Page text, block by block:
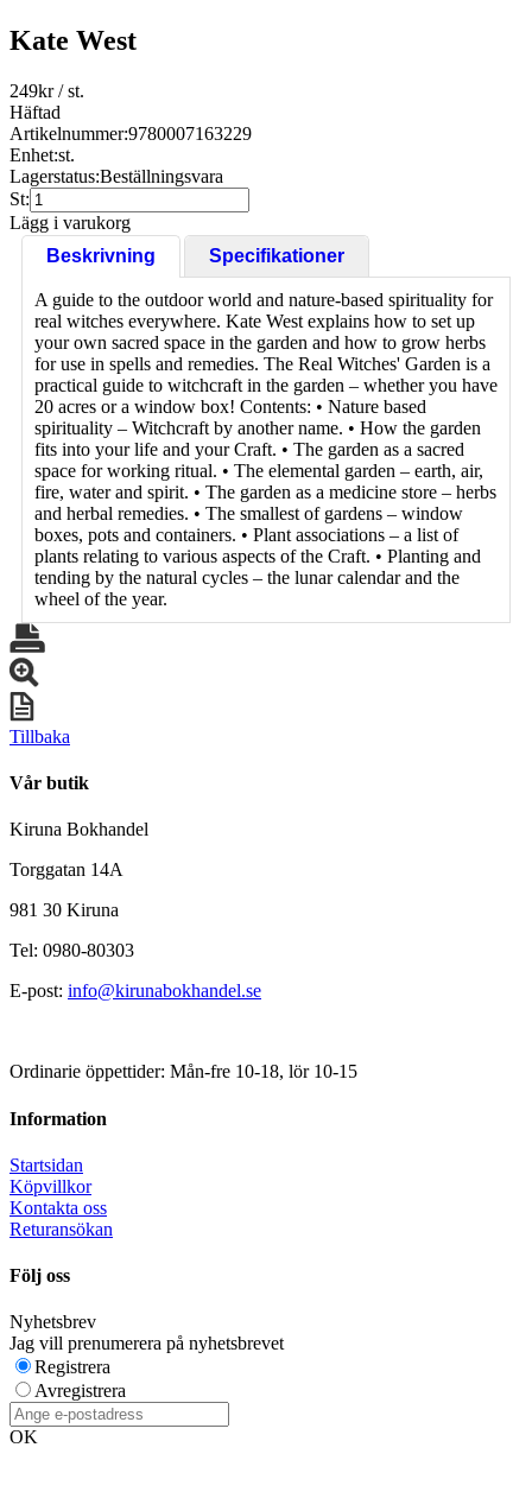
Kate West
249kr/ st.
Häftad
Artikelnummer:9780007163229
Enhet:st.
Lagerstatus:Beställningsvara
St:
Lägg i varukorg
Beskrivning
Specifikationer
A guide to the outdoor world and nature-based spirituality for
real witches everywhere. Kate West explains how to set up
your own sacred space in the garden and how to grow herbs
for use in spells and remedies. The Real Witches' Garden is a
practical guide to witchcraft in the garden – whether you have
20 acres or a window box! Contents: • Nature based
spirituality – Witchcraft by another name. • How the garden
fits into your life and your Craft. • The garden as a sacred
space for working ritual. • The elemental garden – earth, air,
fire, water and spirit. • The garden as a medicine store – herbs
and herbal remedies. • The smallest of gardens – window
boxes, pots and containers. • Plant associations – a list of
plants relating to various aspects of the Craft. • Planting and
tending by the natural cycles – the lunar calendar and the
wheel of the year.
Tillbaka
Vår butik
Kiruna Bokhandel
Torggatan 14A
981 30 Kiruna
Tel: 0980-80303
E-post: info@kirunabokhandel.se
Ordinarie öppettider: Mån-fre 10-18, lör 10-15
Information
Startsidan
Köpvillkor
Kontakta oss
Returansökan
Följ oss
Nyhetsbrev
Jag vill prenumerera på nyhetsbrevet
Registrera
Avregistrera
OK